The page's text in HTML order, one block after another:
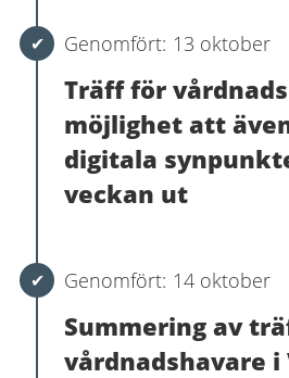
13 oktober
Träff för
möjlighet att
digitala
veckan ut
14 oktober
Summering av
vårdnadshavare i